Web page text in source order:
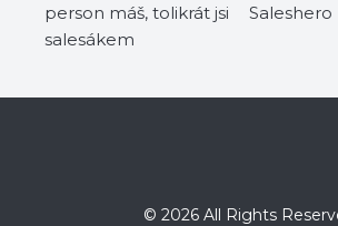
person máš, tolikrát jsi
salesákem
Saleshero
© 2026 All Rights